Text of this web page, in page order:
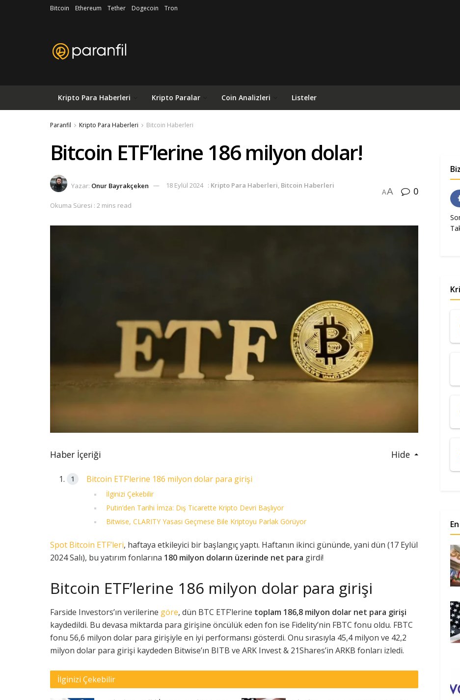
Bitcoin Ethereum Tether Dogecoin Tron
Kripto Para Haberleri Kripto Paralar Coin Analizleri Listeler
Paranfil Kripto Para Haberleri Bitcoin Haberleri
Bitcoin ETF’lerine 186 milyon dolar!
Yazar: Onur Bayrakçeken 18 Eylül 2024 : Kripto Para Haberleri, Bitcoin Haberleri
Okuma Süresi : 2 mins read
AA 0
Haber İçeriği Hide
Bitcoin ETF’lerine 186 milyon dolar para girişi
İlginizi Çekebilir
Putin’den Tarihi İmza: Dış Ticarette Kripto Devri Başlıyor
Bitwise, CLARITY Yasası Geçmese Bile Kriptoyu Parlak Görüyor
Spot Bitcoin ETF’leri, haftaya etkileyici bir başlangıç yaptı. Haftanın ikinci gününde, yani dün (17 Eylül
2024 Salı), bu yatırım fonlarına 180 milyon doların üzerinde net para girdi!
Bitcoin ETF’lerine 186 milyon dolar para girişi
Farside Investors’ın verilerine göre, dün BTC ETF’lerine toplam 186,8 milyon dolar net para girişi
kaydedildi. Bu devasa miktarda para girişine öncülük eden fon ise Fidelity’nin FBTC fonu oldu. FBTC
fonu 56,6 milyon dolar para girişiyle en iyi performansı gösterdi. Onu sırasıyla 45,4 milyon ve 42,2
milyon dolar para girişi kaydeden Bitwise’ın BITB ve ARK Invest & 21Shares’in ARKB fonları izledi.
İlginizi Çekebilir